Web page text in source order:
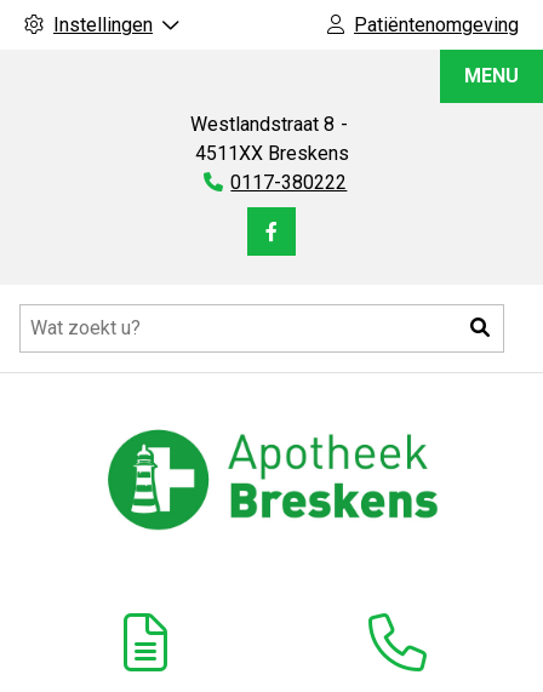
Instellingen Patiëntenomgeving
Westlandstraat 8
4511XX Breskens
Tel:
0117-380222
Bezoek
facebook
MENU